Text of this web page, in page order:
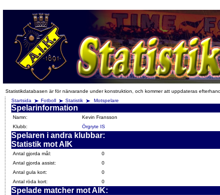
Statistikdatabasen är för närvarande under konstruktion, och kommer att uppdateras
Startsida
Fotboll Statistik Motspelare
Spelarinformation
Namn:
Kevin Fransson
Klubb:
Örgryte IS
Spelaren i andra klubbar:
Statistik mot AIK
Antal gjorda mål:
0
Antal gjorda assist:
0
Antal gula kort:
0
Antal röda kort:
0
Spelade matcher mot AIK: